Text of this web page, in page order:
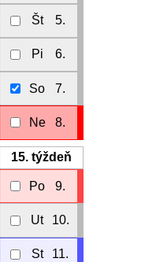
Št 5.
Pi 6.
So 7.
Ne 8.
15.týždeň
Po 9.
Ut 10.
St 11.